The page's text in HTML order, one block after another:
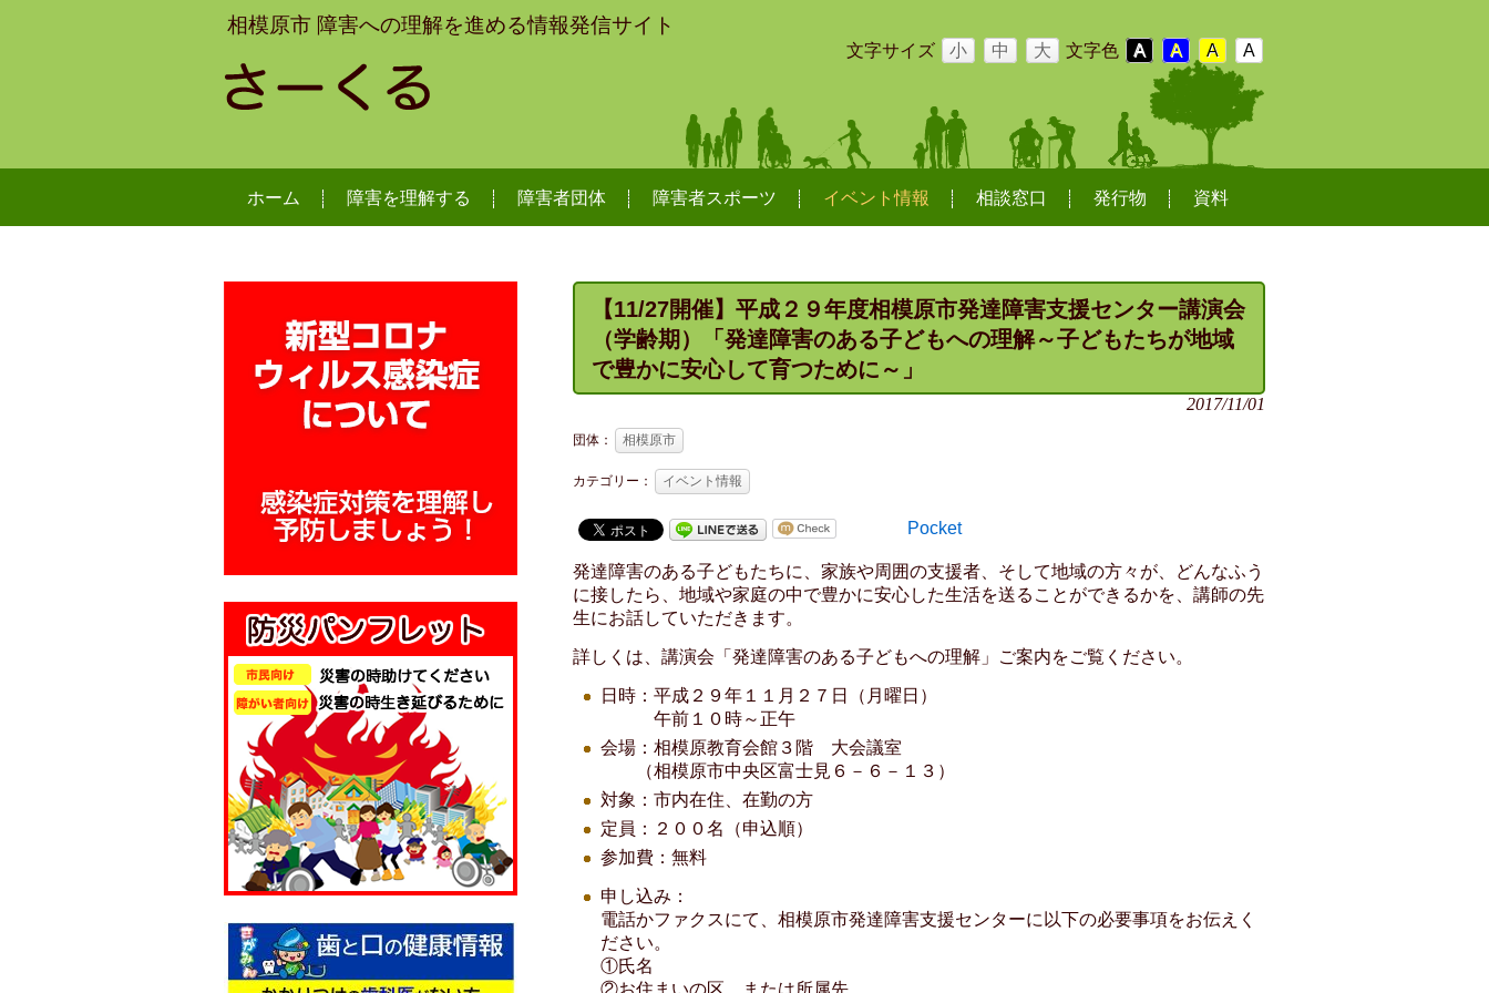
相模原市 障害への理解を進める情報発信サイト
文字サイズ 小 中 大 文字色 A A A A
ホーム 障害を理解する 障害者団体 障害者スポーツ イベント情報 相談窓口 発行物 資料
【11/27開催】平成２９年度相模原市発達障害支援センター講演会
（学齢期）「発達障害のある子どもへの理解～子どもたちが地域
で豊かに安心して育つために～」
2017/11/01
団体： 相模原市
カテゴリー： イベント情報
Pocket
発達障害のある子どもたちに、家族や周囲の支援者、そして地域の方々が、どんなふう
に接したら、地域や家庭の中で豊かに安心した生活を送ることができるかを、講師の先
生にお話していただきます。
詳しくは、講演会「発達障害のある子どもへの理解」ご案内をご覧ください。
日時：平成２９年１１月２７日（月曜日）
午前１０時～正午
会場：相模原教育会館３階 大会議室
（相模原市中央区富士見６－６－１３）
対象：市内在住、在勤の方
定員：２００名（申込順）
参加費：無料
申し込み：
電話かファクスにて、相模原市発達障害支援センターに以下の必要事項をお伝えく
ださい。
①氏名
②お住まいの区、または所属先